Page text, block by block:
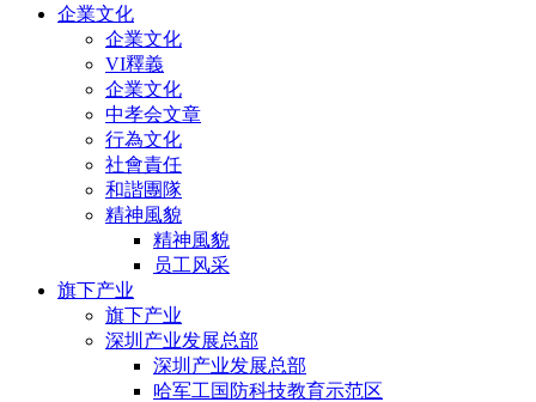
企業文化
企業文化
VI釋義
企業文化
中孝会文章
行為文化
社會責任
和諧團隊
精神風貌
精神風貌
员工风采
旗下产业
旗下产业
深圳产业发展总部
深圳产业发展总部
哈军工国防科技教育示范区